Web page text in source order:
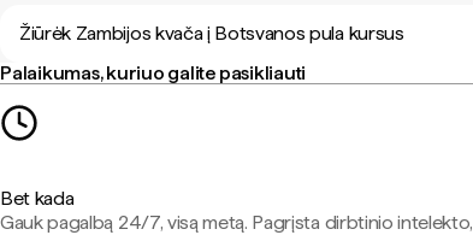
Žiūrėk Zambijos kvača į Botsvanos pula kursus
Palaikumas, kuriuo galite pasikliauti
Bet kada
Gauk pagalbą 24/7, visą metą. Pagrįsta dirbtinio intelekto,